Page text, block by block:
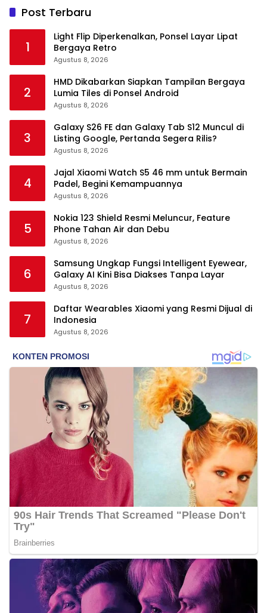
Post Terbaru
1
Light Flip Diperkenalkan, Ponsel Layar Lipat
Bergaya Retro
Agustus 8, 2026
2
HMD Dikabarkan Siapkan Tampilan Bergaya
Lumia Tiles di Ponsel Android
Agustus 8, 2026
3
Galaxy S26 FE dan Galaxy Tab S12 Muncul di
Listing Google, Pertanda Segera Rilis?
Agustus 8, 2026
4
Jajal Xiaomi Watch S5 46 mm untuk Bermain
Padel, Begini Kemampuannya
Agustus 8, 2026
5
Nokia 123 Shield Resmi Meluncur, Feature
Phone Tahan Air dan Debu
Agustus 8, 2026
6
Samsung Ungkap Fungsi Intelligent Eyewear,
Galaxy AI Kini Bisa Diakses Tanpa Layar
Agustus 8, 2026
7
Daftar Wearables Xiaomi yang Resmi Dijual di
Indonesia
Agustus 8, 2026